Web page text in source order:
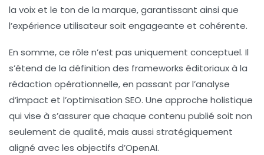
la voix et le ton de la marque, garantissant ainsi que
l’expérience utilisateur soit engageante et cohérente.
En somme, ce rôle n’est pas uniquement conceptuel. Il
s’étend de la définition des frameworks éditoriaux à la
rédaction opérationnelle, en passant par l’analyse
d’impact et l’optimisation SEO. Une approche holistique
qui vise à s’assurer que chaque contenu publié soit non
seulement de qualité, mais aussi stratégiquement
aligné avec les objectifs d’OpenAI.